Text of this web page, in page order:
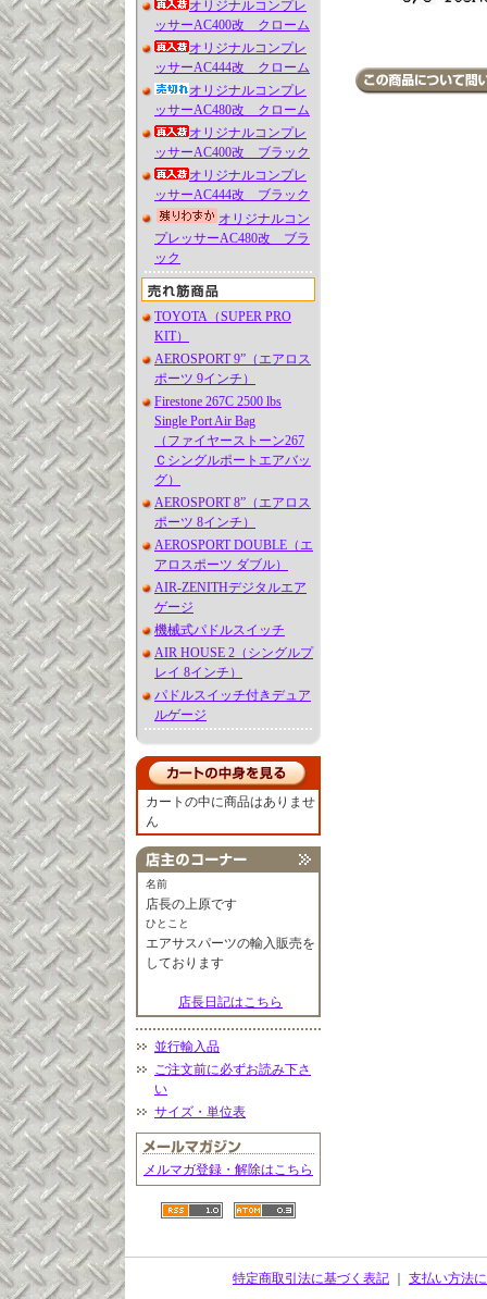
オリジナルコンプレ
ッサーAC400改 クローム
オリジナルコンプレ
ッサーAC444改 クローム
オリジナルコンプレ
ッサーAC480改 クローム
オリジナルコンプレ
ッサーAC400改 ブラック
オリジナルコンプレ
ッサーAC444改 ブラック
オリジナルコン
プレッサーAC480改 ブラ
ック
TOYOTA（SUPER PRO
KIT）
AEROSPORT 9”（エアロス
ポーツ 9インチ）
Firestone 267C 2500 lbs
Single Port Air Bag
（ファイヤーストーン267
Ｃシングルポートエアバッ
グ）
AEROSPORT 8”（エアロス
ポーツ 8インチ）
AEROSPORT DOUBLE（エ
アロスポーツ ダブル）
AIR-ZENITHデジタルエア
ゲージ
機械式パドルスイッチ
AIR HOUSE 2（シングルプ
レイ 8インチ）
パドルスイッチ付きデュア
ルゲージ
カートの中に商品はありませ
ん
名前
店長の上原です
ひとこと
エアサスパーツの輸入販売を
しております
店長日記はこちら
並行輸入品
ご注文前に必ずお読み下さ
い
サイズ・単位表
メルマガ登録・解除はこちら
特定商取引法に基づく表記 支払い方法